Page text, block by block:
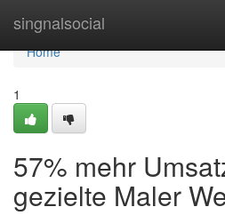
singnalsocial
Home
Home
1
57% mehr
gezielte Maler